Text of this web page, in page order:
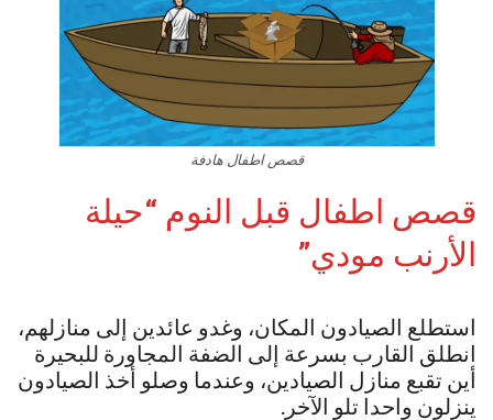
قصص اطفال هادفة
قصص اطفال قبل النوم “حيلة
الأرنب مودي”
استطلع الصيادون المكان، وغدو عائدين إلى منازلهم،
انطلق القارب بسرعة إلى الضفة المجاورة للبحيرة
أين تقبع منازل الصيادين، وعندما وصلو أخذ الصيادون
ينزلون واحدا تلو الآخر.